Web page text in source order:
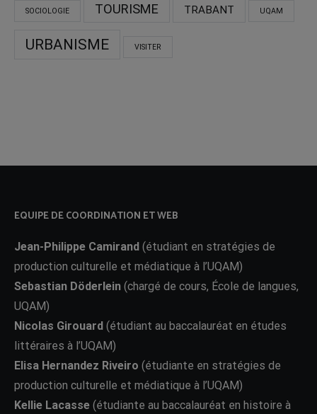
SOCIOLOGIE TOURISME TRABANT UQAM
URBANISME VISITER
EQUIPE DE COORDINATION ET WEB
Jean-Philippe Camirand (étudiant en stratégies de
production culturelle et médiatique à l’UQAM)
Sebastian Döderlein (chargé de cours, École de langues,
UQAM)
Nicolas Girouard (étudiant au baccalauréat en études
littéraires à l’UQAM)
Elisa Hernandez Riveiro (étudiante en stratégies de
production culturelle et médiatique à l’UQAM)
Kellie Lacasse (étudiante au baccalauréat en histoire à